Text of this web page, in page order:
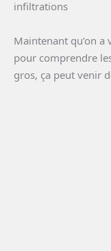
infiltrations
Maintenant qu’on
pour comprendre
gros, ça peut venir